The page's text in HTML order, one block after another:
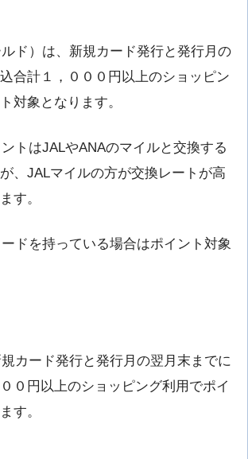
ド）は、新規カード発行と発行月の
合計１，０００円以上のショッピン
対象となります。
トはJALやANAのマイルと交換する
、JALマイルの方が交換レートが高
す。
ドを持っている場合はポイント対象
カード発行と発行月の翌月末までに
０円以上のショッピング利用でポイ
す。